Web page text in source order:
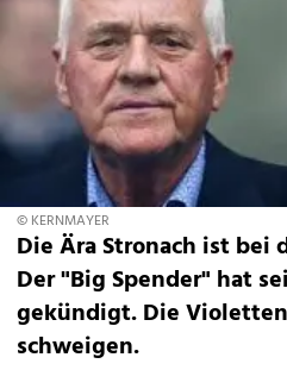
© KERNMAYER
Die Ära Stronach ist bei
Der "Big Spender" hat
gekündigt. Die
schweigen.